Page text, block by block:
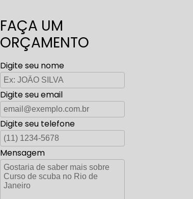
FAÇA UM
ORÇAMENTO
Digite seu nome
Digite seu email
Digite seu telefone
Mensagem